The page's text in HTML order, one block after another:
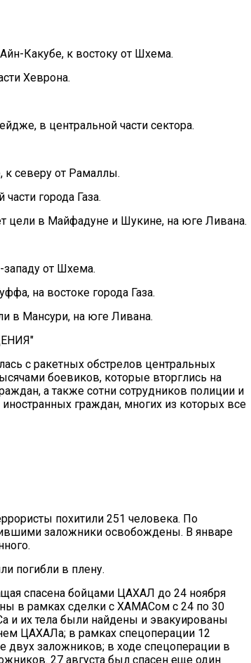
Какубе, к востоку от Шхема.
Хеврона.
в центральной части сектора.
северу от Рамаллы.
города Газа.
цели в Майфадуне и Шукине, на юге Ливана.
от Шхема.
на востоке города Газа.
в Мансури, на юге Ливана.
с ракетных обстрелов центральных
боевиков, которые вторглись на
а также сотни сотрудников полиции и
граждан, многих из которых все
похитили 251 человека. По
заложники освобождены. В январе
погибли в плену.
спасена бойцами ЦАХАЛ до 24 ноября
в рамках сделки с ХАМАСом с 24 по 30
и их тела были найдены и эвакуированы
ЦАХАЛа; в рамках спецоперации 12
двух заложников; в ходе спецоперации в
27 августа был спасен еще один